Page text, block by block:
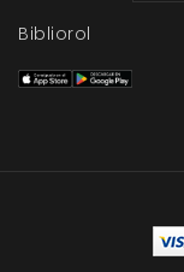
Bibliorol